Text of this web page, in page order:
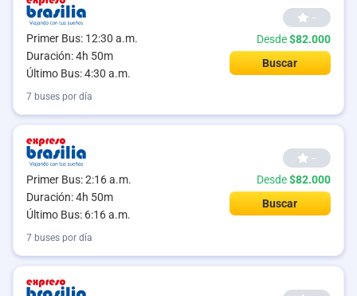
Primer Bus: 12:30 a.m.
Duración: 4h 50m
Último Bus: 4:30 a.m.
--
Desde$82.000
Buscar
7 buses por día
Primer Bus: 2:16 a.m.
Duración: 4h 50m
Último Bus: 6:16 a.m.
--
Desde$82.000
Buscar
7 buses por día